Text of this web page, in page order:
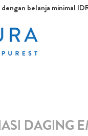
dengan belanja minimal
DAGING